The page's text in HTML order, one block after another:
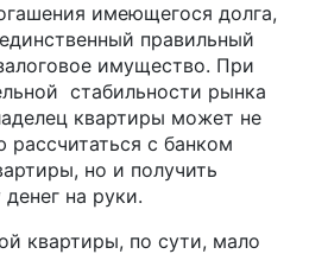
имеющегося долга,
правильный
имущество. При
стабильности рынка
квартиры может не
рассчитаться с банком
но и получить
на руки.
квартиры, по сути, мало